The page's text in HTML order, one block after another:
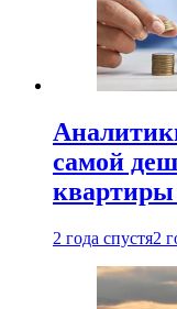
самой
2 года спустя2